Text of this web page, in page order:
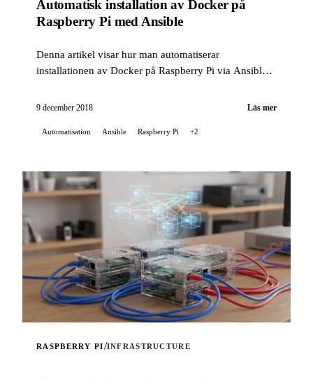
Automatisk installation av Docker på
Raspberry Pi med Ansible
Denna artikel visar hur man automatiserar
installationen av Docker på Raspberry Pi via Ansible
9 december 2018 Läs mer
Automatisation Ansible Raspberry Pi +2
RASPBERRY PI/INFRASTRUCTURE